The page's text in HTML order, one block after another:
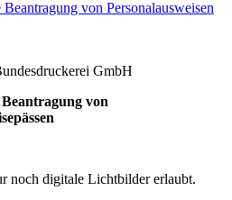
GmbH
von
noch digitale Lichtbilder erlaubt.